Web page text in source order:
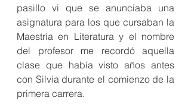
pasillo vi que se anunciaba una
asignatura para los que cursaban la
Maestría en Literatura y el nombre
del profesor me recordó aquella
clase que había visto años antes
con Silvia durante el comienzo de la
primera carrera.